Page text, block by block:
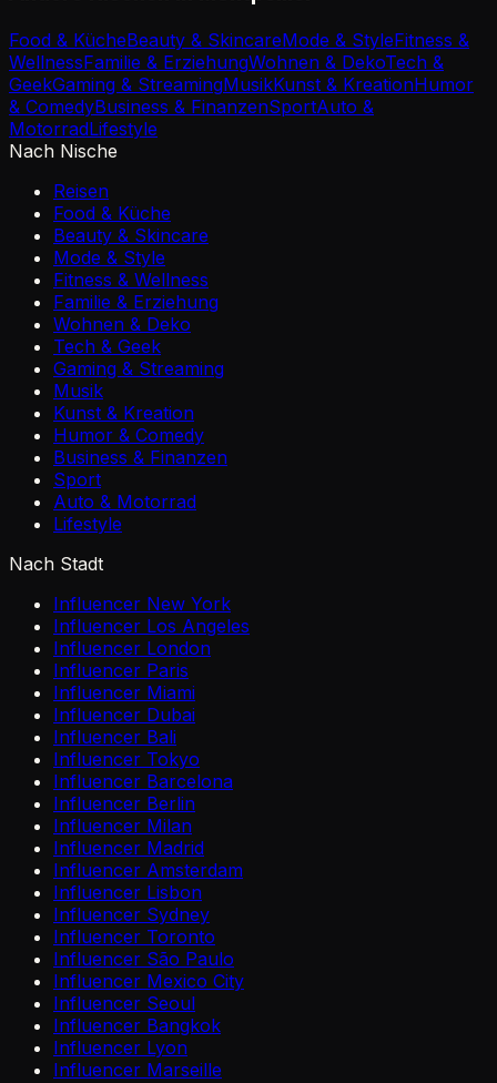
Food & KücheBeauty & SkincareMode & StyleFitness &
WellnessFamilie & ErziehungWohnen & DekoTech &
GeekGaming & StreamingMusikKunst & KreationHumor
& ComedyBusiness & FinanzenSportAuto &
MotorradLifestyle
Nach Nische
Reisen
Food & Küche
Beauty & Skincare
Mode & Style
Fitness & Wellness
Familie & Erziehung
Wohnen & Deko
Tech & Geek
Gaming & Streaming
Musik
Kunst & Kreation
Humor & Comedy
Business & Finanzen
Sport
Auto & Motorrad
Lifestyle
Nach Stadt
Influencer New York
Influencer Los Angeles
Influencer London
Influencer Paris
Influencer Miami
Influencer Dubai
Influencer Bali
Influencer Tokyo
Influencer Barcelona
Influencer Berlin
Influencer Milan
Influencer Madrid
Influencer Amsterdam
Influencer Lisbon
Influencer Sydney
Influencer Toronto
Influencer São Paulo
Influencer Mexico City
Influencer Seoul
Influencer Bangkok
Influencer Lyon
Influencer Marseille